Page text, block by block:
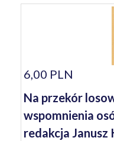
6,00 PLN
Na przekór
wspomnienia
redakcja Janusz